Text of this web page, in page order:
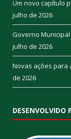
Um novo capítulo
julho de 2026
Governo
julho de 2026
Novas ações para
de 2026
DESENVOLVIDO